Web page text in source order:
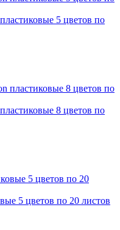
5 цветов по
8 цветов по
5 цветов по 20 листов